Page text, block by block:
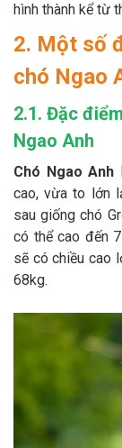
hình thành kể từ
2. Một số
chó Ngao
2.1. Đặc
Ngao Anh
Chó Ngao Anh
cao, vừa to lớn
sau giống chó
có thể cao đến
sẽ có chiều cao
68kg.